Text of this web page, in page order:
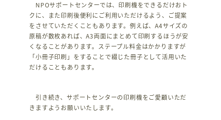
NPOサポートセンターでは、印刷機をできるだけおト
クに、また印刷後便利にご利用いただけるよう、ご提案
をさせていただくこともあります。例えば、A4サイズの
原稿が数枚あれば、A3両面にまとめて印刷するほうが安
くなることがあります。ステープル料金はかかりますが
「小冊子印刷」をすることで綴じた冊子として活用いた
だけることもあります。
引き続き、サポートセンターの印刷機をご愛顧いただ
きますようお願いいたします。